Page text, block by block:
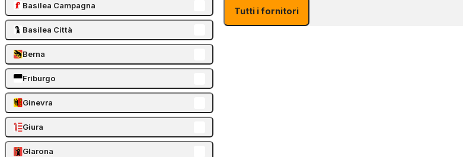
Basilea Campagna
Basilea Città
Berna
Friburgo
Ginevra
Giura
Glarona
Tutti i fornitori